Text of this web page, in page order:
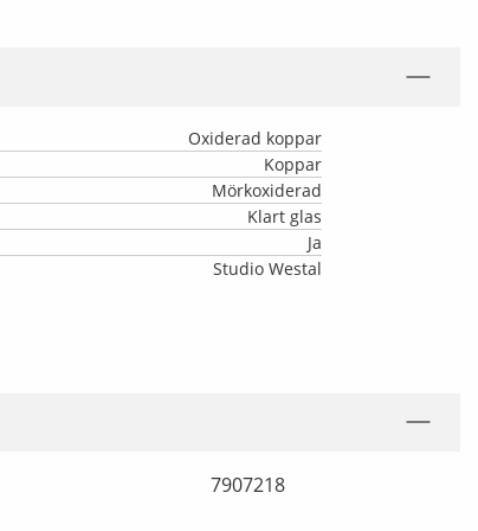
Oxiderad koppar
Koppar
Mörkoxiderad
Klart glas
Ja
Studio Westal
7907218